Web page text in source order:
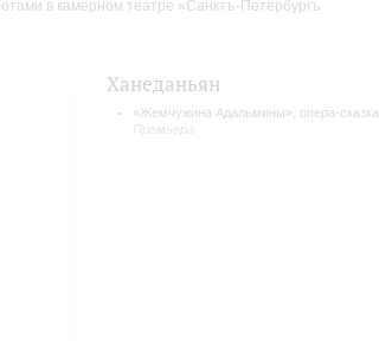
в камерном театре «Санктъ-Петербургъ
Ханеданьян
«Жемчужина Адальмины», опера-сказка
Премьера